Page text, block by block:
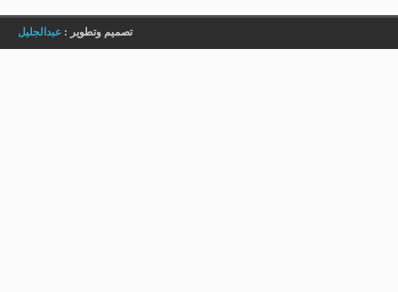
تصميم وتطوير : عبدالجليل